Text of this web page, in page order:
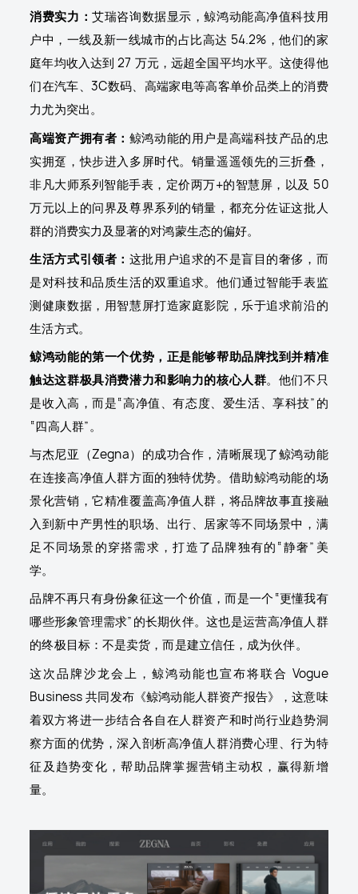
消费实力：艾瑞咨询数据显示，鲸鸿动能高净值科技用
户中，一线及新一线城市的占比高达 54.2%，他们的家
庭年均收入达到 27 万元，远超全国平均水平。这使得他
们在汽车、3C数码、高端家电等高客单价品类上的消费
力尤为突出。
高端资产拥有者： 鲸鸿动能的用户是高端科技产品的忠
实拥趸，快步进入多屏时代。销量遥遥领先的三折叠，
非凡大师系列智能手表，定价两万+的智慧屏，以及 50
万元以上的问界及尊界系列的销量，都充分佐证这批人
群的消费实力及显著的对鸿蒙生态的偏好。
生活方式引领者： 这批用户追求的不是盲目的奢侈，而
是对科技和品质生活的双重追求。他们通过智能手表监
测健康数据，用智慧屏打造家庭影院，乐于追求前沿的
生活方式。
鲸鸿动能的第一个优势，正是能够帮助品牌找到并精准
触达这群极具消费潜力和影响力的核心人群。他们不只
是收入高，而是“高净值、有态度、爱生活、享科技”的
“四高人群”。
与杰尼亚（Zegna）的成功合作，清晰展现了鲸鸿动能
在连接高净值人群方面的独特优势。借助鲸鸿动能的场
景化营销，它精准覆盖高净值人群，将品牌故事直接融
入到新中产男性的职场、出行、居家等不同场景中，满
足不同场景的穿搭需求，打造了品牌独有的“静奢”美
学。
品牌不再只有身份象征这一个价值，而是一个“更懂我有
哪些形象管理需求”的长期伙伴。这也是运营高净值人群
的终极目标：不是卖货，而是建立信任，成为伙伴。
这次品牌沙龙会上，鲸鸿动能也宣布将联合 Vogue
Business 共同发布《鲸鸿动能人群资产报告》，这意味
着双方将进一步结合各自在人群资产和时尚行业趋势洞
察方面的优势，深入剖析高净值人群消费心理、行为特
征及趋势变化，帮助品牌掌握营销主动权，赢得新增
量。